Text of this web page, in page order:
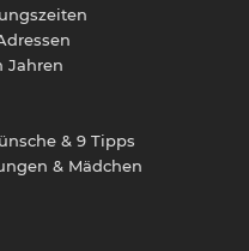
Jahren
& 9 Tipps
& Mädchen